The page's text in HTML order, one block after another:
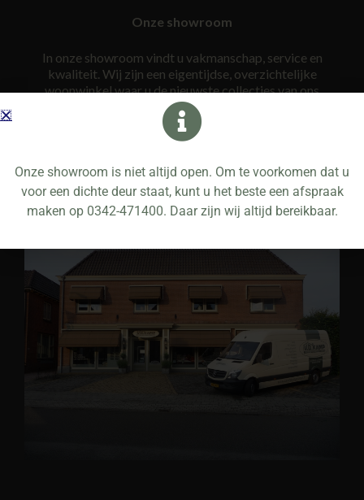
Onze showroom
In onze showroom vindt u vakmanschap, service en
kwaliteit. Wij zijn een eigentijdse, overzichtelijke
woonwinkel waar u de nieuwste collecties van ons
assortiment vindt. We hebben de koffie altijd klaar
staan. Onze mensen zijn goed opgeleid, bezitten
gedegen vakkennis en zijn ook nog eens op de hoogte
uiteindelijk tot een gedegen advies te komen.
Onze showroom is niet altijd open. Om te voorkomen dat u
voor een dichte deur staat, kunt u het beste een afspraak
maken op 0342-471400. Daar zijn wij altijd bereikbaar.